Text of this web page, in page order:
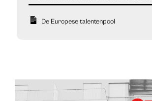
De Europese talentenpool